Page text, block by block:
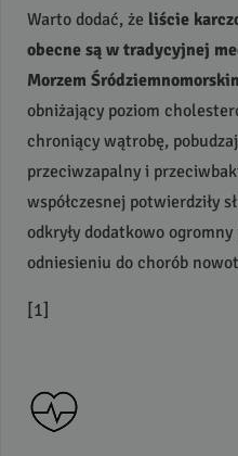
Warto dodać, że liście
obecne są w tradycyjnej
Morzem
obniżający poziom
chroniący wątrobę,
przeciwzapalny i
współczesnej potwierdziły
odkryły dodatkowo
odniesieniu do chorób
[1]